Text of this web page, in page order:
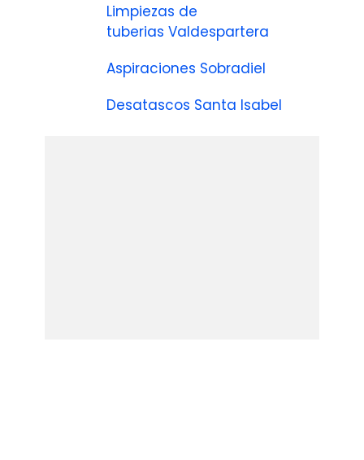
Limpiezas de
tuberias Valdespartera
Aspiraciones Sobradiel
Desatascos Santa Isabel